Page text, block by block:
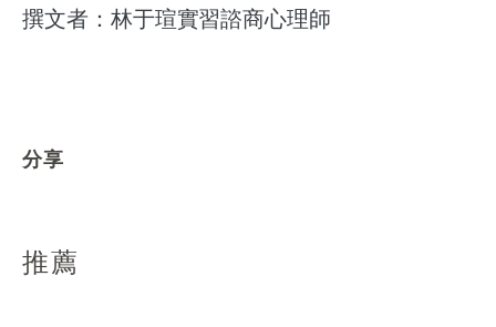
撰文者：林于瑄實習諮商心理師
分享
推薦